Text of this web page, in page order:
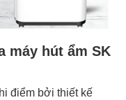
máy hút ẩm SK
điểm bởi thiết kế